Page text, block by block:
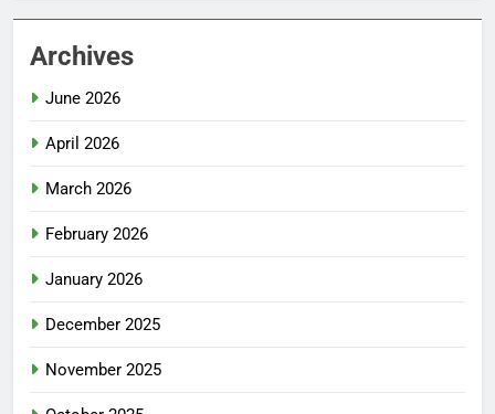
Archives
June 2026
April 2026
March 2026
February 2026
January 2026
December 2025
November 2025